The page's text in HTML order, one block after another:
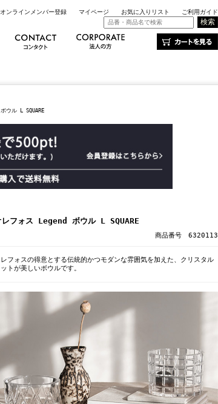
オンラインメンバー登録 マイページ お気に入りリスト ご利用ガイド
ウル L SQUARE
レフォス Legend ボウル L SQUARE
商品番号 6320113
レフォスの得意とする伝統的かつモダンな雰囲気を加えた、クリスタル
トが美しいボウルです。